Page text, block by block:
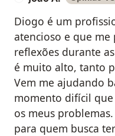
Diogo é um
atencioso e que
reflexões durante
é muito alto, tanto
Vem me ajudando
momento difícil
os meus
para quem busca